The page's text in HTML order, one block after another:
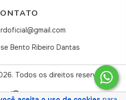
Bento Ribeiro Dantas
Todos os direitos reservados.